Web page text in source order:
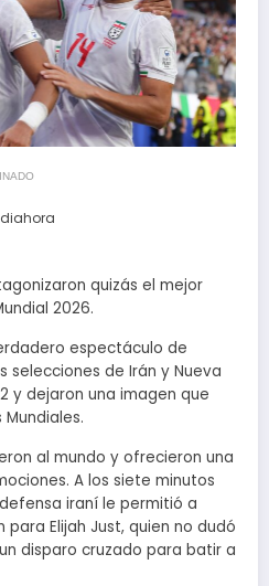
quizás el mejor
2026.
espectáculo de
de Irán y Nueva
y dejaron una imagen que
al mundo y ofrecieron una
A los siete minutos
iraní le permitió a
para Elijah Just, quien no dudó
disparo cruzado para batir a